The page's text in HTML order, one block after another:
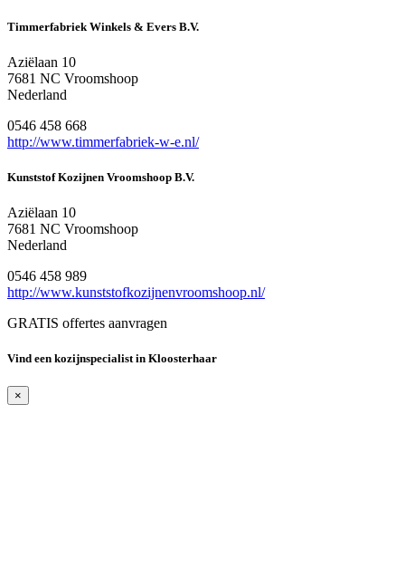
Timmerfabriek Winkels & Evers B.V.
Aziëlaan 10
7681 NC Vroomshoop
Nederland
0546 458 668
http://www.timmerfabriek-w-e.nl/
Kunststof Kozijnen Vroomshoop B.V.
Aziëlaan 10
7681 NC Vroomshoop
Nederland
0546 458 989
http://www.kunststofkozijnenvroomshoop.nl/
GRATIS offertes aanvragen
Vind een kozijnspecialist in Kloosterhaar
×